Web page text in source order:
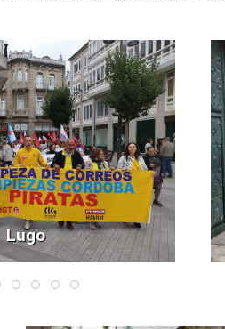
Lugo